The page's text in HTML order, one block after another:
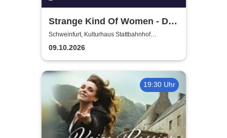
Strange Kind Of Women - Die
einzigen weiblichen Deep
Purple Classics
Schweinfurt, Kulturhaus Stattbahnhof
Schweinfurt
09.10.2026
19:30 Uhr